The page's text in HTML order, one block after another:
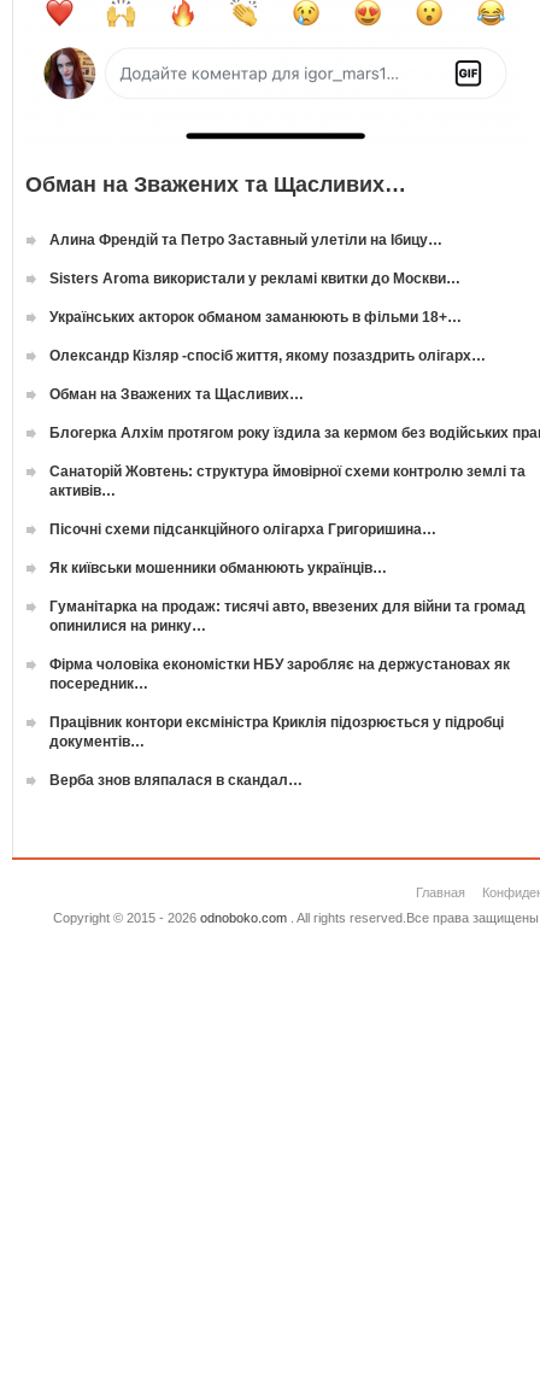
Обман на Зважених та Щасливих…
Алина Френдій та Петро Заставный улетіли на Ібицу…
Sisters Aroma використали у рекламі квитки до Москви…
Українських акторок обманом заманюють в фільми 18+…
Олександр Кізляр -спосіб життя, якому позаздрить олігарх…
Обман на Зважених та Щасливих…
Блогерка Алхім протягом року їздила за кермом без водійських
Санаторій Жовтень: структура ймовірної схеми контролю землі та
активів…
Пісочні схеми підсанкційного олігарха Григоришина…
Як київськи мошенники обманюють українців…
Гуманітарка на продаж: тисячі авто, ввезених для війни та громад
опинилися на ринку…
Фірма чоловіка економістки НБУ заробляє на держустановах як
посередник…
Працівник контори ексміністра Криклія підозрюється у підробці
документів…
Верба знов вляпалася в скандал…
Главная
Copyright © 2015 - 2026 odnoboko.com. All rights reserved.Все права защищены.